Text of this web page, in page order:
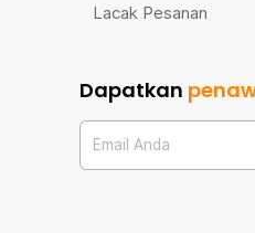
Lacak Pesanan
Dapatkan
Email Anda